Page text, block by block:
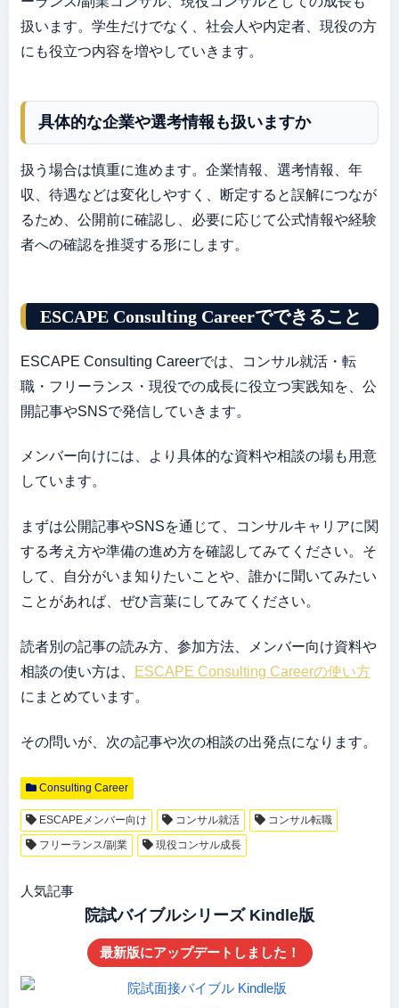
扱います。学生だけでなく、社会人や内定者、現役の方
にも役立つ内容を増やしていきます。
具体的な企業や選考情報も扱いますか
扱う場合は慎重に進めます。企業情報、選考情報、年
収、待遇などは変化しやすく、断定すると誤解につなが
るため、公開前に確認し、必要に応じて公式情報や経験
者への確認を推奨する形にします。
ESCAPE Consulting Careerでできること
ESCAPE Consulting Careerでは、コンサル就活・転
職・フリーランス・現役での成長に役立つ実践知を、公
開記事やSNSで発信していきます。
メンバー向けには、より具体的な資料や相談の場も用意
しています。
まずは公開記事やSNSを通じて、コンサルキャリアに関
する考え方や準備の進め方を確認してみてください。そ
して、自分がいま知りたいことや、誰かに聞いてみたい
ことがあれば、ぜひ言葉にしてみてください。
読者別の記事の読み方、参加方法、メンバー向け資料や
相談の使い方は、
ESCAPE Consulting Careerの使い方
にまとめています。
その問いが、次の記事や次の相談の出発点になります。
Consulting Career
ESCAPEメンバー向け コンサル就活
コンサル転職
フリーランス/副業
現役コンサル成長
人気記事
院試バイブルシリーズ Kindle版
最新版にアップデートしました！